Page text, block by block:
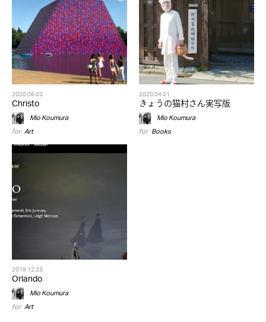
2020.06.03
Christo
Mio Koumura
for Art
2020.04.01
きょうの猫村さん実写版
Mio Koumura
for Books
2019.12.23
Orlando
Mio Koumura
for Art